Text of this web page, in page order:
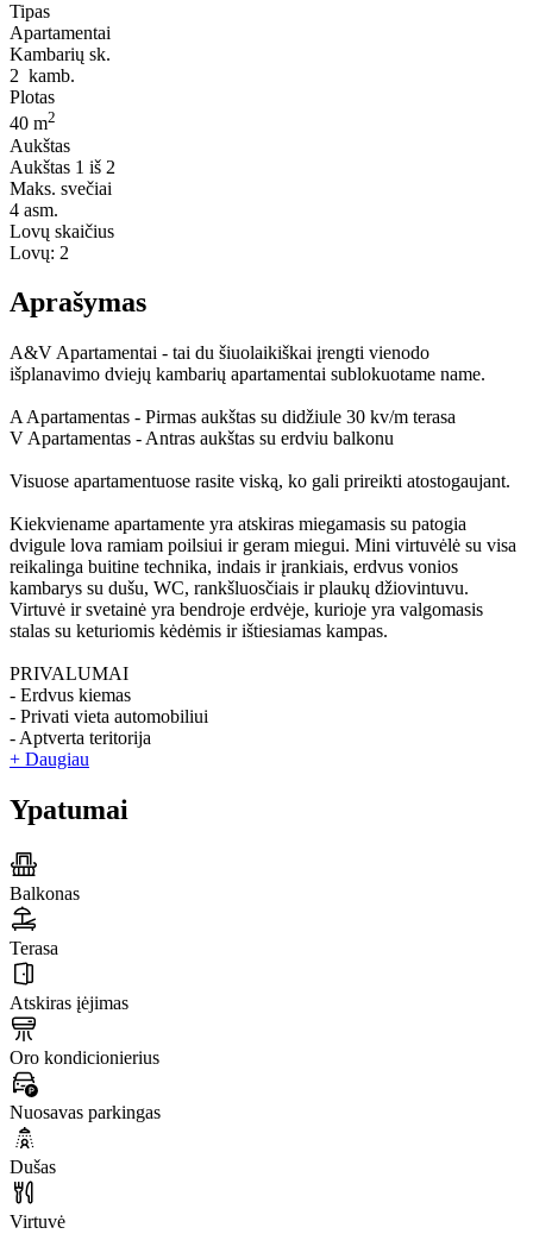
Tipas
Apartamentai
Kambarių sk.
2 kamb.
Plotas
40 m2
Aukštas
Aukštas 1 iš 2
Maks. svečiai
4 asm.
Lovų skaičius
Lovų: 2
Aprašymas
A&V Apartamentai - tai du šiuolaikiškai įrengti vienodo
išplanavimo dviejų kambarių apartamentai sublokuotame name.
A Apartamentas - Pirmas aukštas su didžiule 30 kv/m terasa
V Apartamentas - Antras aukštas su erdviu balkonu
Visuose apartamentuose rasite viską, ko gali prireikti atostogaujant.
Kiekviename apartamente yra atskiras miegamasis su patogia
dvigule lova ramiam poilsiui ir geram miegui. Mini virtuvėlė su visa
reikalinga buitine technika, indais ir įrankiais, erdvus vonios
kambarys su dušu, WC, rankšluosčiais ir plaukų džiovintuvu.
Virtuvė ir svetainė yra bendroje erdvėje, kurioje yra valgomasis
stalas su keturiomis kėdėmis ir ištiesiamas kampas.
PRIVALUMAI
- Erdvus kiemas
- Privati vieta automobiliui
- Aptverta teritorija
+ Daugiau
Ypatumai
Balkonas
Terasa
Atskiras įėjimas
Oro kondicionierius
Nuosavas parkingas
Dušas
Virtuvė